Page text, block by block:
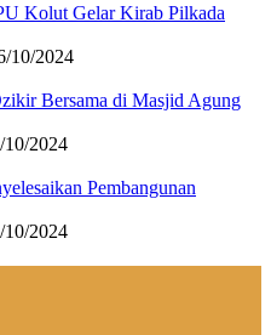
Kolut Gelar Kirab Pilkada
10/2024
Bersama di Masjid Agung
10/2024
Pembangunan
10/2024